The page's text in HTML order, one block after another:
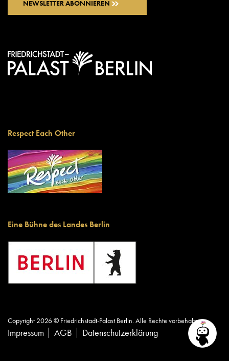
NEWSLETTER ABONNIEREN
Respect Each Other
Eine Bühne des Landes Berlin
Copyright 2026 © Friedrichstadt-Palast Berlin. Alle Rechte vorbehalten.
Impressum AGB Datenschutzerklärung